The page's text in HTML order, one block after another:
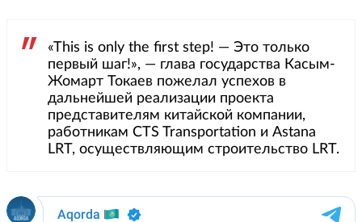
«This is only the first step! — Это только
первый шаг!», — глава государства Касым-
Жомарт Токаев пожелал успехов в
дальнейшей реализации проекта
представителям китайской компании,
работникам CTS Transportation и Astana
LRT, осуществляющим строительство LRT.